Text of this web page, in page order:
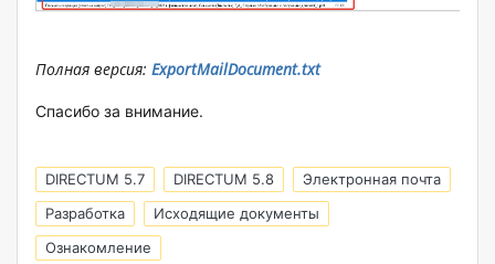
Полная версия: ExportMailDocument.txt
Спасибо за внимание.
DIRECTUM 5.7 DIRECTUM 5.8
Электронная почта
Разработка
Исходящие документы
Ознакомление